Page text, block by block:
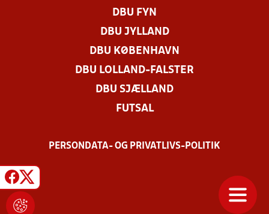
DBU FYN
DBU JYLLAND
DBU KØBENHAVN
DBU LOLLAND-FALSTER
DBU SJÆLLAND
FUTSAL
PERSONDATA- OG PRIVATLIVS-POLITIK